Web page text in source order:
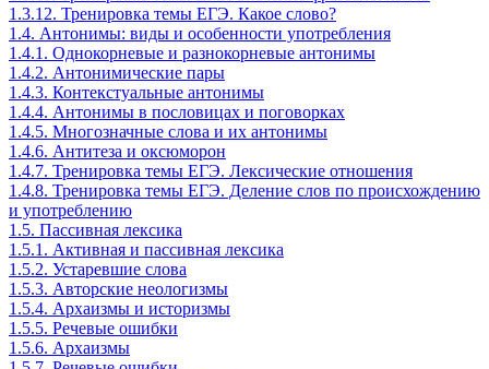
1.3.12. Тренировка темы ЕГЭ. Какое слово?
1.4. Антонимы: виды и особенности употребления
1.4.1. Однокорневые и разнокорневые антонимы
1.4.2. Антонимические пары
1.4.3. Контекстуальные антонимы
1.4.4. Антонимы в пословицах и поговорках
1.4.5. Многозначные слова и их антонимы
1.4.6. Антитеза и оксюморон
1.4.7. Тренировка темы ЕГЭ. Лексические отношения
1.4.8. Тренировка темы ЕГЭ. Деление слов по происхождению
и употреблению
1.5. Пассивная лексика
1.5.1. Активная и пассивная лексика
1.5.2. Устаревшие слова
1.5.3. Авторские неологизмы
1.5.4. Архаизмы и историзмы
1.5.5. Речевые ошибки
1.5.6. Архаизмы